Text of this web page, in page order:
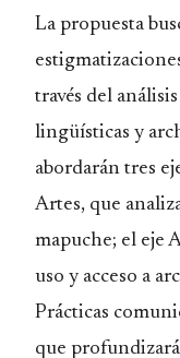
La propuesta
través del
lingüísticas y
abordarán tres
Artes, que
mapuche; el eje
uso y acceso a
Prácticas
que